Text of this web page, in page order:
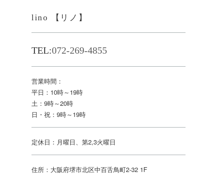
lino 【リノ】
TEL:072-269-4855
営業時間：
平日：10時～19時
土：9時～20時
日・祝：9時～19時
定休日：月曜日、第2,3火曜日
住所：大阪府堺市北区中百舌鳥町2-32 1F